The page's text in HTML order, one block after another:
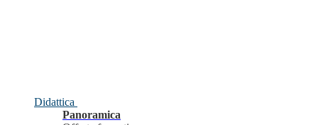
Didattica
Panoramica